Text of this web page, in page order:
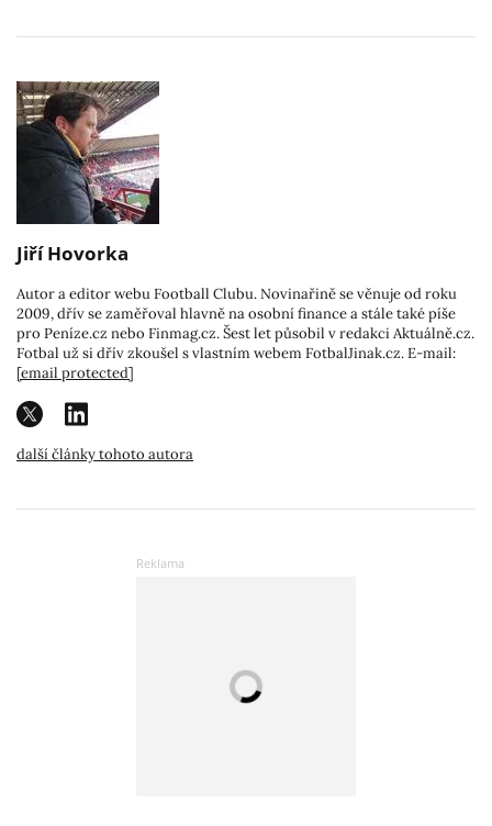
Jiří Hovorka
Autor a editor webu Football Clubu. Novinařině se věnuje od roku
2009, dřív se zaměřoval hlavně na osobní finance a stále také píše
pro Peníze.cz nebo Finmag.cz. Šest let působil v redakci Aktuálně.cz.
Fotbal už si dřív zkoušel s vlastním webem FotbalJinak.cz. E-mail:
[email protected]
další články tohoto autora